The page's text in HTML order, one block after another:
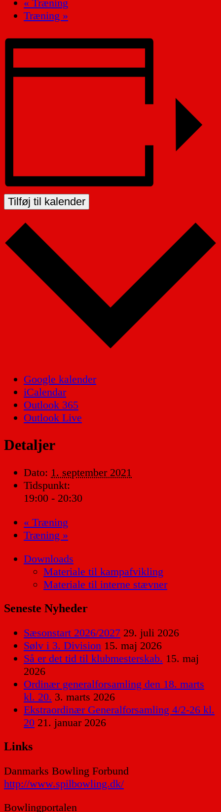
« Træning
Træning »
Tilføj til kalender
Google kalender
iCalendar
Outlook 365
Outlook Live
Detaljer
Dato: 1. september 2021
Tidspunkt:
19:00 - 20:30
« Træning
Træning »
Downloads
Materiale til kampafvikling
Materiale til interne stævner
Seneste Nyheder
Sæsonstart 2026/2027 29. juli 2026
Sølv i 3. Division 15. maj 2026
Så er det tid til klubmesterskab. 15. maj
2026
Ordinær generalforsamling den 18. marts
kl. 20. 3. marts 2026
Ekstraordinær Generalforsamling 4/2-26 kl.
20 21. januar 2026
Links
Danmarks Bowling Forbund
http://www.spilbowling.dk/
Bowlingportalen